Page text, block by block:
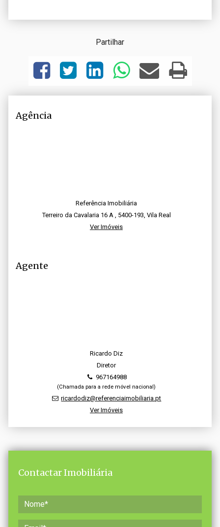
Partilhar
Agência
Referência Imobiliária
Terreiro da Cavalaria 16 A , 5400-193, Vila Real
Ver Imóveis
Agente
Ricardo Diz
Diretor
967164988
(Chamada para a rede móvel nacional)
ricardodiz@referenciaimobiliaria.pt
Ver Imóveis
Contactar Imobiliária